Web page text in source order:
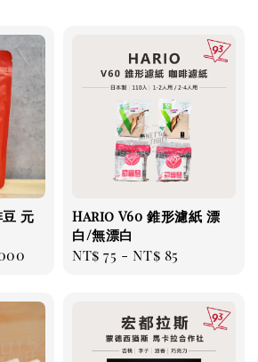
元
Hario V60 錐形濾紙 漂
白/無漂白
Regular
NT$ 75 -NT$ 85